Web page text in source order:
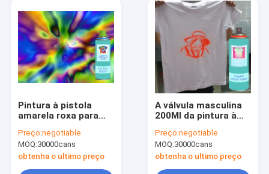
Pintura à pistola
amarela roxa para
pulverizador Caned
da tela do ouro da
pintura da roupa de
matéria têxtil
Preço:negotiable
MOQ:30000cans
obtenha o ultimo preço
A válvula masculina
200Ml da pintura à
rápida exterior de
prata da tela/pode
Preço:negotiable
MOQ:30000cans
obtenha o ultimo preço